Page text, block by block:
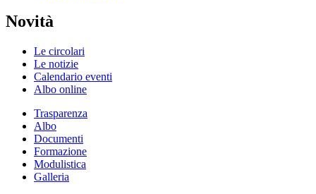
Novità
Le circolari
Le notizie
Calendario eventi
Albo online
Trasparenza
Albo
Documenti
Formazione
Modulistica
Galleria